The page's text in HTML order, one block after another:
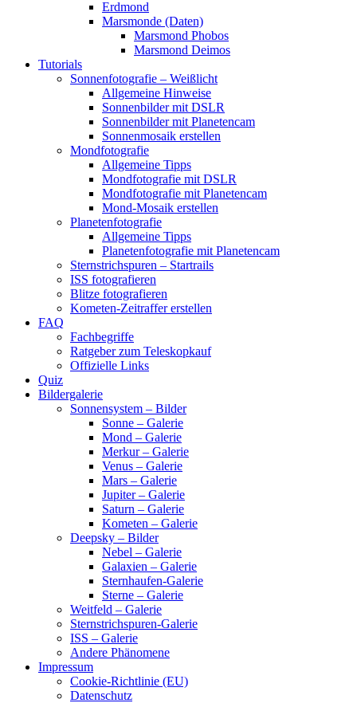
Erdmond
Marsmonde (Daten)
Marsmond Phobos
Marsmond Deimos
Tutorials
Sonnenfotografie – Weißlicht
Allgemeine Hinweise
Sonnenbilder mit DSLR
Sonnenbilder mit Planetencam
Sonnenmosaik erstellen
Mondfotografie
Allgemeine Tipps
Mondfotografie mit DSLR
Mondfotografie mit Planetencam
Mond-Mosaik erstellen
Planetenfotografie
Allgemeine Tipps
Planetenfotografie mit Planetencam
Sternstrichspuren – Startrails
ISS fotografieren
Blitze fotografieren
Kometen-Zeitraffer erstellen
FAQ
Fachbegriffe
Ratgeber zum Teleskopkauf
Offizielle Links
Quiz
Bildergalerie
Sonnensystem – Bilder
Sonne – Galerie
Mond – Galerie
Merkur – Galerie
Venus – Galerie
Mars – Galerie
Jupiter – Galerie
Saturn – Galerie
Kometen – Galerie
Deepsky – Bilder
Nebel – Galerie
Galaxien – Galerie
Sternhaufen-Galerie
Sterne – Galerie
Weitfeld – Galerie
Sternstrichspuren-Galerie
ISS – Galerie
Andere Phänomene
Impressum
Cookie-Richtlinie (EU)
Datenschutz